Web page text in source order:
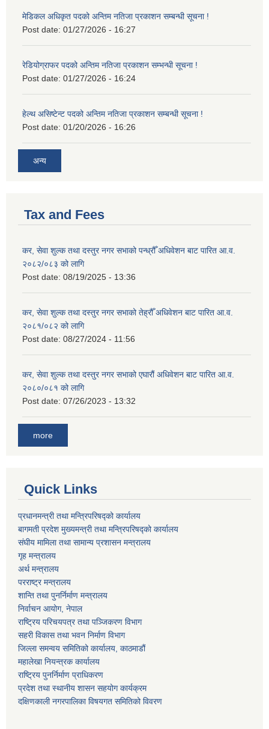
मेडिकल अधिकृत पदको अन्तिम नतिजा प्रकाशन सम्बन्धी सूचना !
Post date: 01/27/2026 - 16:27
रेडियोग्राफर पदको अन्तिम नतिजा प्रकाशन सम्भन्धी सूचना !
Post date: 01/27/2026 - 16:24
हेल्थ असिष्टेन्ट पदको अन्तिम नतिजा प्रकाशन सम्बन्धी सूचना !
Post date: 01/20/2026 - 16:26
अन्य
Tax and Fees
कर, सेवा शुल्क तथा दस्तुर नगर सभाको पन्ध्रौँ अधिवेशन बाट पारित आ.व.
२०८२/०८३ को लागि
Post date: 08/19/2025 - 13:36
कर, सेवा शुल्क तथा दस्तुर नगर सभाको तेह्रौँ अधिवेशन बाट पारित आ.व.
२०८१/०८२ को लागि
Post date: 08/27/2024 - 11:56
कर, सेवा शुल्क तथा दस्तुर नगर सभाको एघारौं अधिवेशन बाट पारित आ.व.
२०८०/०८१ को लागि
Post date: 07/26/2023 - 13:32
more
Quick Links
प्रधानमन्त्री तथा मन्त्रिपरिषद्को कार्यालय
बागमती प्रदेश मुख्यमन्त्री तथा मन्त्रिपरिषद्को कार्यालय
संघीय मामिला तथा सामान्य प्रशासन मन्त्रालय
गृह मन्त्रालय
अर्थ मन्त्रालय
परराष्ट्र मन्त्रालय
शान्ति तथा पुनर्निर्माण मन्त्रालय
निर्वाचन आयोग, नेपाल
राष्ट्रिय परिचयपत्र तथा पञ्जिकरण विभाग
सहरी विकास तथा भवन निर्माण विभाग
जिल्ला समन्वय समितिको कार्यालय, काठमाडौं
महालेखा नियन्त्रक कार्यालय
राष्ट्रिय पुनर्निर्माण प्राधिकरण
प्रदेश तथा स्थानीय शासन सहयोग कार्यक्रम
दक्षिणकाली नगरपालिका विषयगत समितिको विवरण